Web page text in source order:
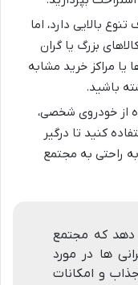
بالایی دارد، اما
بزرگ یا گران
یا مراکز خرید مشابه
باشید.
از خودروی شخصی،
کنید تا درگیر
راحتی به مجتمع
دهد که مجتمع
ها در مورد
و امکانات